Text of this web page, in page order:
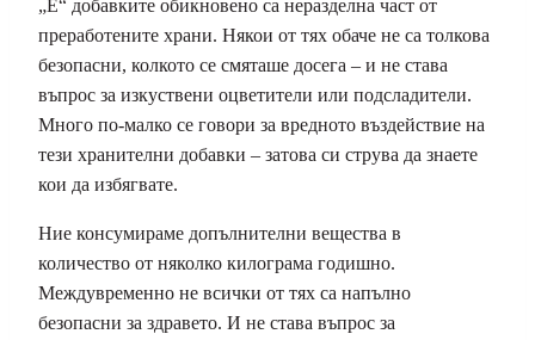
„E“ добавките обикновено са неразделна част от
преработените храни. Някои от тях обаче не са толкова
безопасни, колкото се смяташе досега – и не става
въпрос за изкуствени оцветители или подсладители.
Много по-малко се говори за вредното въздействие на
тези хранителни добавки – затова си струва да знаете
кои да избягвате.
Ние консумираме допълнителни вещества в
количество от няколко килограма годишно.
Междувременно не всички от тях са напълно
безопасни за здравето. И не става въпрос за